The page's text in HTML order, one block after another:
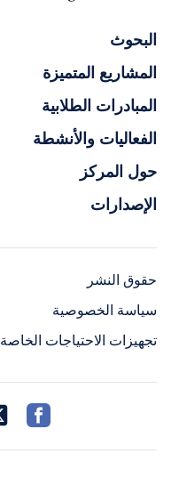
البحوث
المشاريع المتميزة
المبادرات الطلابية
الفعاليات والأنشطة
حول المركز
الإصدارات
حقوق النشر
سياسة الخصوصية
تجهيزات الاحتياجات الخاصة